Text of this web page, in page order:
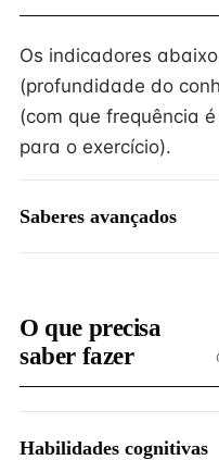
Os indicadores
(profundidade do
(com que frequência
para o exercício).
Saberes avançados
O que precisa
saber fazer
Habilidades cognitivas